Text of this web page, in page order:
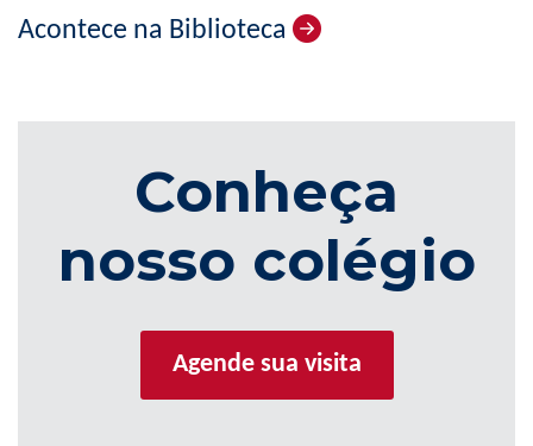
Acontece na Biblioteca
Conheça
nosso colégio
Agende sua visita